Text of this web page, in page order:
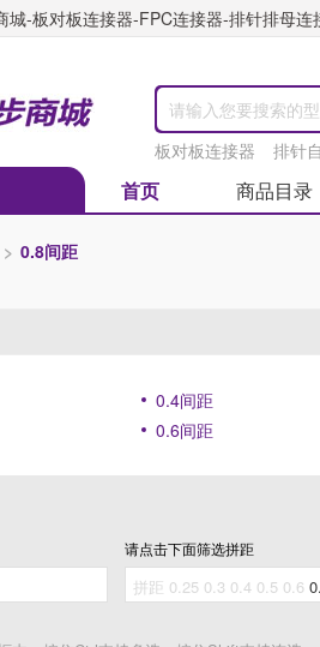
城-板对板连接器-FPC连接器-排针排母
板对板连接器 排针
首页 商品目录
> 0.8间距
0.4间距
0.6间距
请点击下面筛选拼距